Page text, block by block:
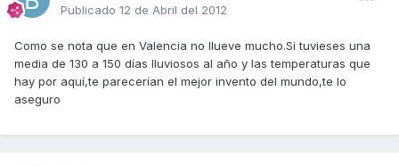
Publicado 12 de Abril del 2012
Como se nota que en Valencia no llueve mucho.Si tuvieses una
media de 130 a 150 días lluviosos al año y las temperaturas que
hay por aquí,te parecerían el mejor invento del mundo,te lo
aseguro